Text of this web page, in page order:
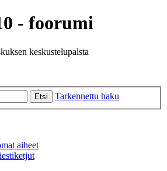
- foorumi
keskustelupalsta
Etsi Tarkennettu haku
aiheet